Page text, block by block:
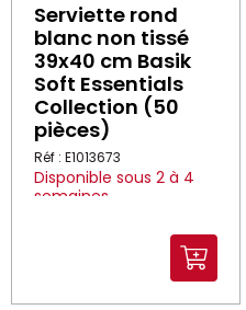
Serviette rond
blanc non tissé
39x40 cm Basik
Soft Essentials
Collection (50
pièces)
Réf : E1013673
Disponible sous 2 à 4
semaines